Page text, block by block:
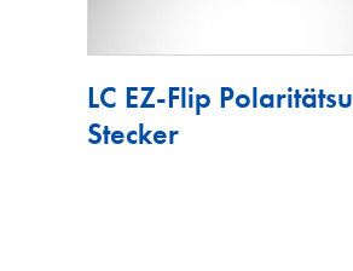
LC EZ-Flip
Stecker